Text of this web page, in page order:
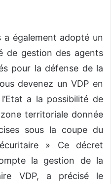
a également adopté un
de gestion des agents
pour la défense de la
devenez un VDP en
a la possibilité de
territoriale donnée
sous la coupe du
» Ce décret
la gestion de la
VDP, a précisé le